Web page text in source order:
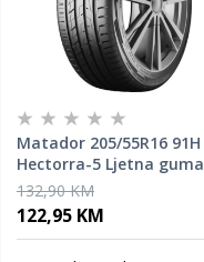
Matador 205/55R16 91H
Hectorra-5 Ljetna guma
132,90 KM
122,95 KM